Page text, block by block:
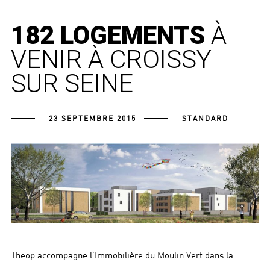
182 LOGEMENTS À
VENIR À CROISSY
SUR SEINE
23 SEPTEMBRE 2015 STANDARD
Theop accompagne l’Immobilière du Moulin Vert dans la